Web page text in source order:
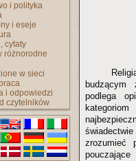
i polityka
i eseje
cytaty
różnorodne
w sieci
i odpowiedzi
czytelników
budzącym
podlega
zrozumieć